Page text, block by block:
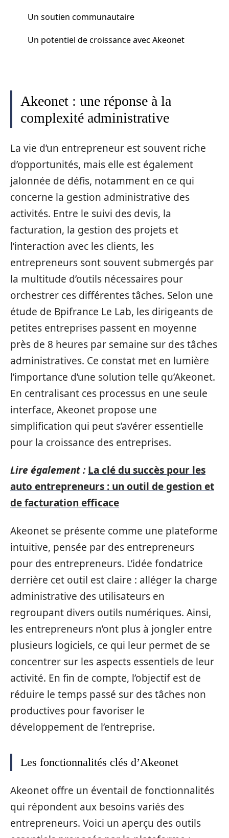
Un soutien communautaire
Un potentiel de croissance avec Akeonet
Akeonet : une réponse à la
complexité administrative
La vie d’un entrepreneur est souvent riche
d’opportunités, mais elle est également
jalonnée de défis, notamment en ce qui
concerne la gestion administrative des
activités. Entre le suivi des devis, la
facturation, la gestion des projets et
l’interaction avec les clients, les
entrepreneurs sont souvent submergés par
la multitude d’outils nécessaires pour
orchestrer ces différentes tâches. Selon une
étude de Bpifrance Le Lab, les dirigeants de
petites entreprises passent en moyenne
près de 8 heures par semaine sur des tâches
administratives. Ce constat met en lumière
l’importance d’une solution telle qu’Akeonet.
En centralisant ces processus en une seule
interface, Akeonet propose une
simplification qui peut s’avérer essentielle
pour la croissance des entreprises.
Lire également : La clé du succès pour les
auto entrepreneurs : un outil de gestion et
de facturation efficace
Akeonet se présente comme une plateforme
intuitive, pensée par des entrepreneurs
pour des entrepreneurs. L’idée fondatrice
derrière cet outil est claire : alléger la charge
administrative des utilisateurs en
regroupant divers outils numériques. Ainsi,
les entrepreneurs n’ont plus à jongler entre
plusieurs logiciels, ce qui leur permet de se
concentrer sur les aspects essentiels de leur
activité. En fin de compte, l’objectif est de
réduire le temps passé sur des tâches non
productives pour favoriser le
développement de l’entreprise.
Les fonctionnalités clés d’Akeonet
Akeonet offre un éventail de fonctionnalités
qui répondent aux besoins variés des
entrepreneurs. Voici un aperçu des outils